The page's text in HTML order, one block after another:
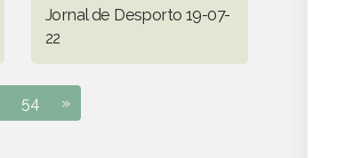
Jornal de Desporto 19-07-
22
54 »